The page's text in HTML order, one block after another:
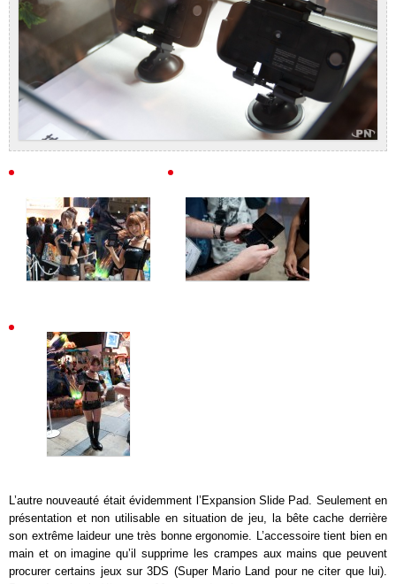
L’autre nouveauté était évidemment l’Expansion Slide Pad. Seulement en
présentation et non utilisable en situation de jeu, la bête cache derrière
son extrême laideur une très bonne ergonomie. L’accessoire tient bien en
main et on imagine qu’il supprime les crampes aux mains que peuvent
procurer certains jeux sur 3DS (Super Mario Land pour ne citer que lui).